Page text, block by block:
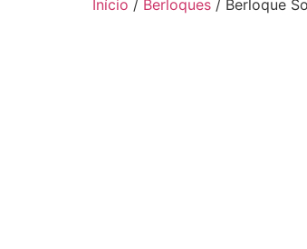
Início / Berloques / Berloque